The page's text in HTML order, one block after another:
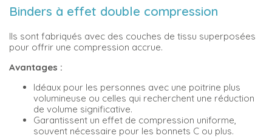
Binders à effet double compression
Ils sont fabriqués avec des couches de tissu superposées
pour offrir une compression accrue.
Avantages :
Idéaux pour les personnes avec une poitrine plus
volumineuse ou celles qui recherchent une réduction
de volume significative.
Garantissent un effet de compression uniforme,
souvent nécessaire pour les bonnets C ou plus.